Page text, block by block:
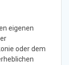
eigenen
oder dem